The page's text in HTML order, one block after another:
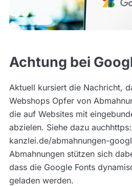
Achtung bei
Aktuell kursiert die Nachricht,
Webshops Opfer von
die auf Websites mit
abzielen. Siehe dazu
kanzlei.de/abmahnungen-
Abmahnungen stützen sich
dass die Google Fonts
geladen werden.